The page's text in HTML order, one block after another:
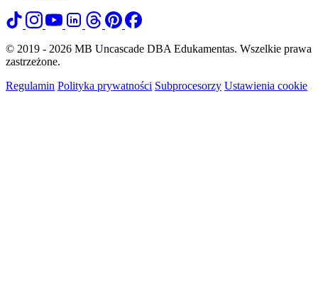
© 2019 - 2026 MB Uncascade DBA Edukamentas. Wszelkie prawa
zastrzeżone.
Regulamin Polityka prywatności Subprocesorzy Ustawienia cookie